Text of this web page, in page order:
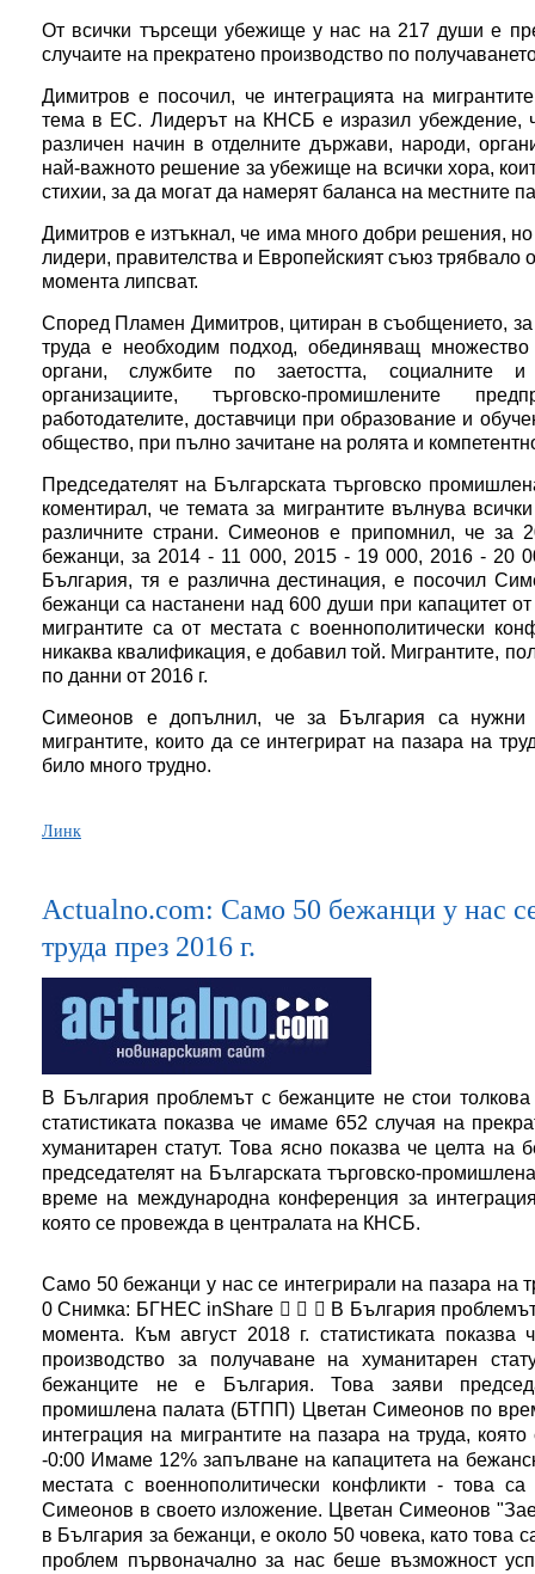
От всички търсещи убежище у нас на 217 души е
случаите на прекратено производство по
Димитров е посочил, че интеграцията на
тема в ЕС. Лидерът на КНСБ е изразил убеждение,
различен начин в отделните държави, народи,
най-важното решение за убежище на всички хора,
стихии, за да могат да намерят баланса на местните
Димитров е изтъкнал, че има много добри решения, но
лидери, правителства и Европейският съюз трябвало
момента липсват.
Според Пламен Димитров, цитиран в съобщението,
труда е необходим подход, обединяващ множество
органи, службите по заетостта, социалните и
организациите, търговско-промишлените
работодателите, доставчици при образование и
общество, при пълно зачитане на ролята и
Председателят на Българската търговско
коментирал, че темата за мигрантите вълнува
различните страни. Симеонов е припомнил, че за
бежанци, за 2014 - 11 000, 2015 - 19 000, 2016 - 20
България, тя е различна дестинация, е посочил
бежанци са настанени над 600 души при капацитет
мигрантите са от местата с военнополитически
никаква квалификация, е добавил той. Мигрантите,
по данни от 2016 г.
Симеонов е допълнил, че за България са нужни
мигрантите, които да се интегрират на пазара на
било много трудно.
Линк
Actualno.com: Само 50 бежанци у нас
труда през 2016 г.
В България проблемът с бежанците не стои
статистиката показва че имаме 652 случая на
хуманитарен статут. Това ясно показва че целта
председателят на Българската търговско-
време на международна конференция за
която се провежда в централата на КНСБ.
Само 50 бежанци у нас се интегрирали на пазара на
0 Снимка: БГНЕС inShare    В България проблемът
момента. Към август 2018 г. статистиката
производство за получаване на хуманитарен
бежанците не е България. Това заяви
промишлена палата (БТПП) Цветан Симеонов по
интеграция на мигрантите на пазара на труда,
-0:00 Имаме 12% запълване на капацитета на
местата с военнополитически конфликти - това
Симеонов в своето изложение. Цветан Симеонов
в България за бежанци, е около 50 човека, като това
проблем първоначално за нас беше възможност